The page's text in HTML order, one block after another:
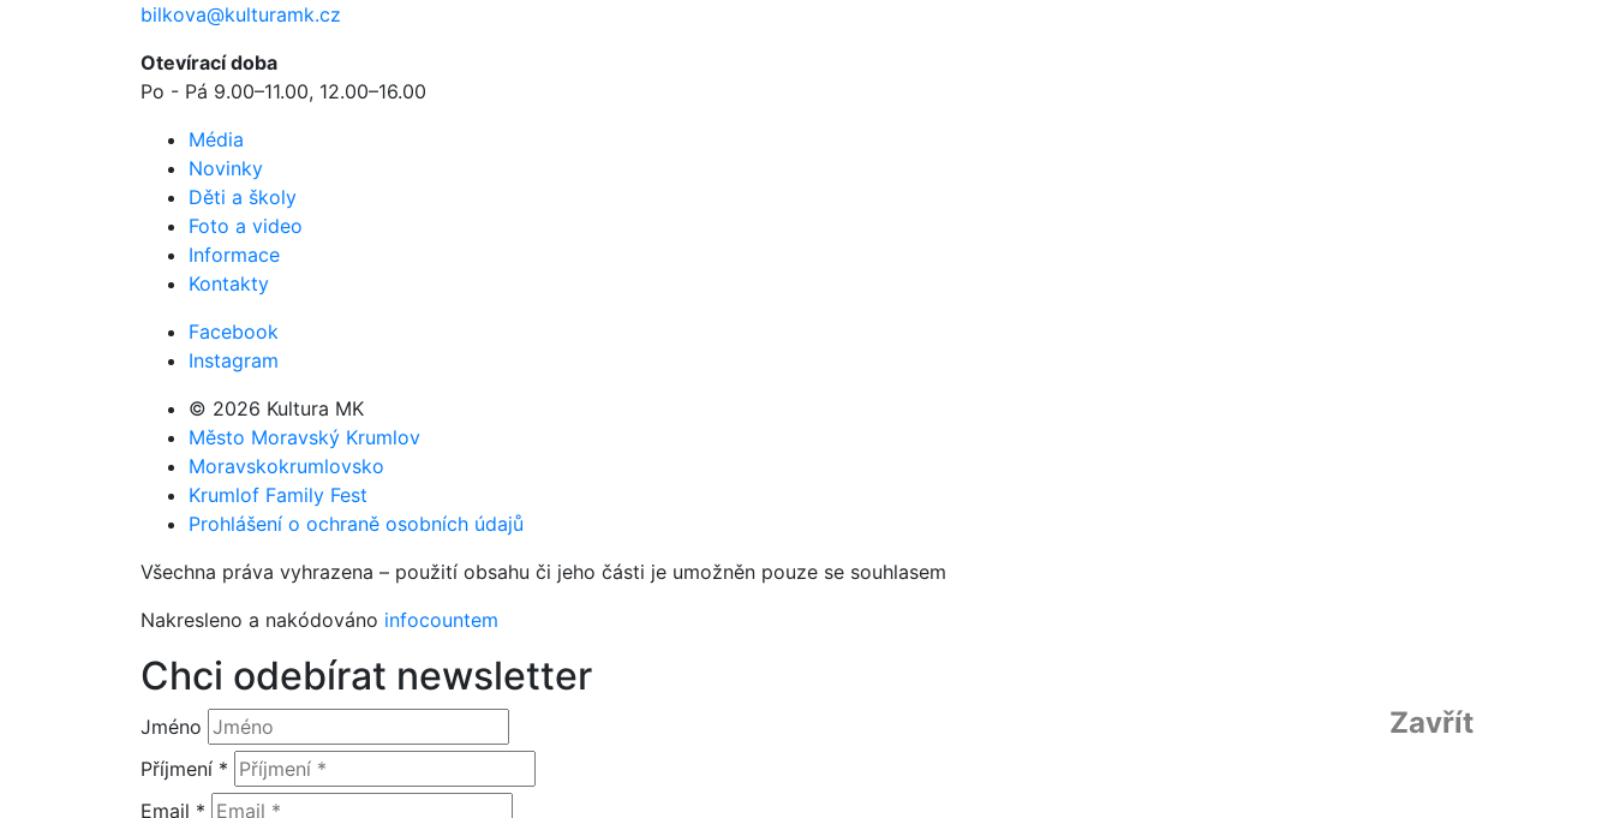
bilkova@kulturamk.cz
Otevírací doba
Po - Pá 9.00–11.00, 12.00–16.00
Média
Novinky
Děti a školy
Foto a video
Informace
Kontakty
Facebook
Instagram
© 2026 Kultura MK
Město Moravský Krumlov
Moravskokrumlovsko
Krumlof Family Fest
Prohlášení o ochraně osobních údajů
Všechna práva vyhrazena – použití obsahu či jeho části je umožněn pouze se souhlasem
Nakresleno a nakódováno infocountem
Chci odebírat newsletter
Zavřít
Jméno
Příjmení *
Email *